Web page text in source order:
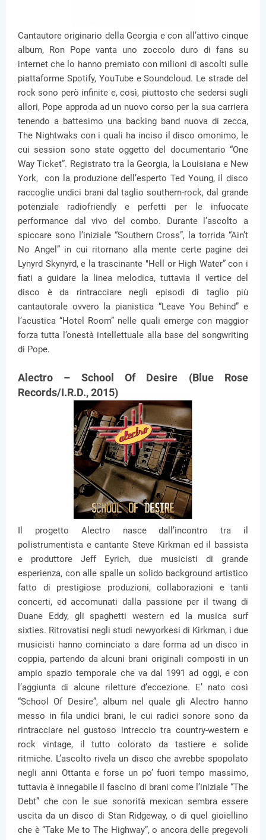
Cantautore originario della Georgia e con all’attivo cinque
album, Ron Pope vanta uno zoccolo duro di fans su
internet che lo hanno premiato con milioni di ascolti sulle
piattaforme Spotify, YouTube e Soundcloud. Le strade del
rock sono però infinite e, così, piuttosto che sedersi sugli
allori, Pope approda ad un nuovo corso per la sua carriera
tenendo a battesimo una backing band nuova di zecca,
The Nightwaks con i quali ha inciso il disco omonimo, le
cui session sono state oggetto del documentario “One
Way Ticket”. Registrato tra la Georgia, la Louisiana e New
York, con la produzione dell’esperto Ted Young, il disco
raccoglie undici brani dal taglio southern-rock, dal grande
potenziale radiofriendly e perfetti per le infuocate
performance dal vivo del combo. Durante l’ascolto a
spiccare sono l’iniziale “Southern Cross”, la torrida “Ain’t
No Angel” in cui ritornano alla mente certe pagine dei
Lynyrd Skynyrd, e la trascinante "Hell or High Water” con i
fiati a guidare la linea melodica, tuttavia il vertice del
disco è da rintracciare negli episodi di taglio più
cantautorale ovvero la pianistica “Leave You Behind” e
l’acustica “Hotel Room” nelle quali emerge con maggior
forza tutta l’onestà intellettuale alla base del songwriting
di Pope.
Alectro – School Of Desire (Blue Rose
Records/I.R.D., 2015)
Il progetto Alectro nasce dall’incontro tra il
polistrumentista e cantante Steve Kirkman ed il bassista
e produttore Jeff Eyrich, due musicisti di grande
esperienza, con alle spalle un solido background artistico
fatto di prestigiose produzioni, collaborazioni e tanti
concerti, ed accomunati dalla passione per il twang di
Duane Eddy, gli spaghetti western ed la musica surf
sixties. Ritrovatisi negli studi newyorkesi di Kirkman, i due
musicisti hanno cominciato a dare forma ad un disco in
coppia, partendo da alcuni brani originali composti in un
ampio spazio temporale che va dal 1991 ad oggi, e con
l’aggiunta di alcune riletture d’eccezione. E’ nato così
“School Of Desire”, album nel quale gli Alectro hanno
messo in fila undici brani, le cui radici sonore sono da
rintracciare nel gustoso intreccio tra country-western e
rock vintage, il tutto colorato da tastiere e solide
ritmiche. L’ascolto rivela un disco che avrebbe spopolato
negli anni Ottanta e forse un po’ fuori tempo massimo,
tuttavia è innegabile il fascino di brani come l’iniziale “The
Debt” che con le sue sonorità mexican sembra essere
uscita da un disco di Stan Ridgeway, o di quel gioiellino
che è “Take Me to The Highway”, o ancora delle pregevoli